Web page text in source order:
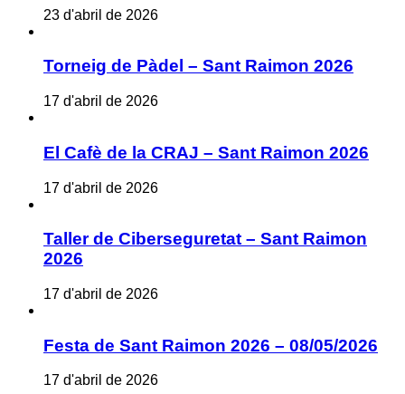
23 d'abril de 2026
Torneig de Pàdel – Sant Raimon 2026
17 d'abril de 2026
El Cafè de la CRAJ – Sant Raimon 2026
17 d'abril de 2026
Taller de Ciberseguretat – Sant Raimon
2026
17 d'abril de 2026
Festa de Sant Raimon 2026 – 08/05/2026
17 d'abril de 2026